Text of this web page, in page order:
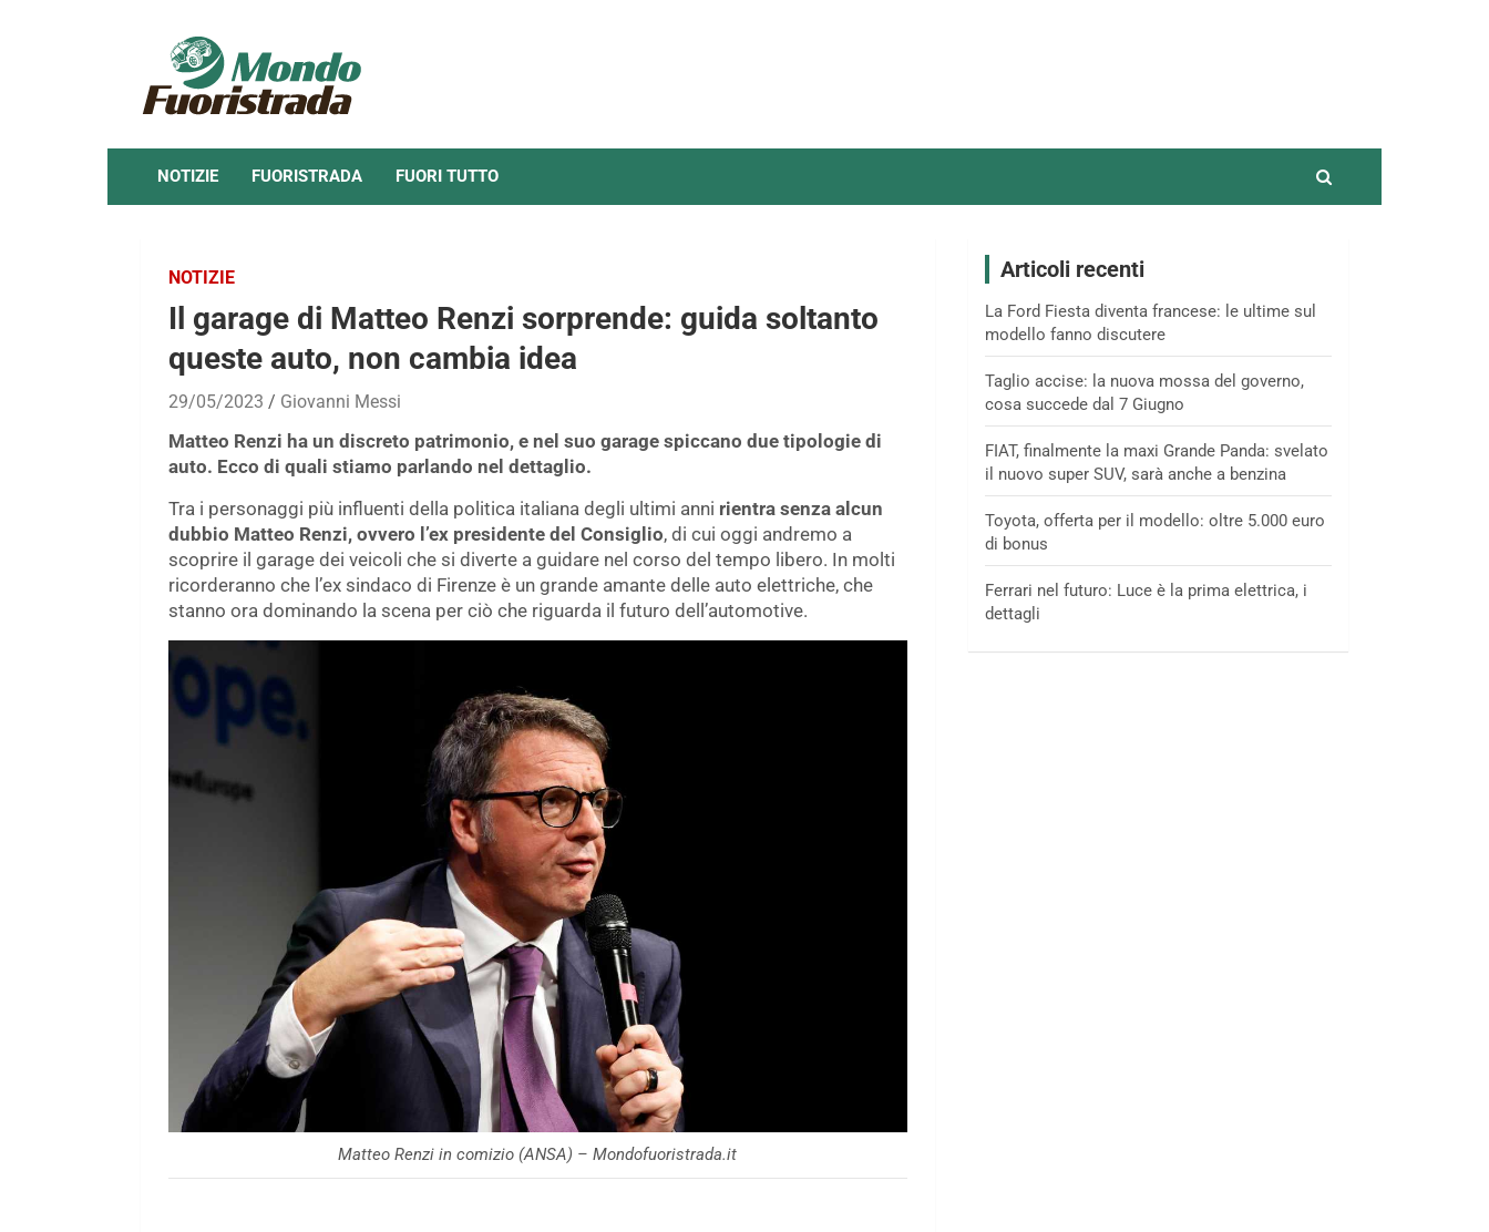
NOTIZIE FUORISTRADA FUORI TUTTO
NOTIZIE
Il garage di Matteo Renzi sorprende: guida soltanto
queste auto, non cambia idea
29/05/2023 Giovanni Messi
Matteo Renzi ha un discreto patrimonio, e nel suo garage spiccano due tipologie di
auto. Ecco di quali stiamo parlando nel dettaglio.
Tra i personaggi più influenti della politica italiana degli ultimi anni rientra senza alcun
dubbio Matteo Renzi, ovvero l’ex presidente del Consiglio, di cui oggi andremo a
scoprire il garage dei veicoli che si diverte a guidare nel corso del tempo libero. In molti
ricorderanno che l’ex sindaco di Firenze è un grande amante delle auto elettriche, che
stanno ora dominando la scena per ciò che riguarda il futuro dell’automotive.
Matteo Renzi in comizio (ANSA) – Mondofuoristrada.it
Articoli recenti
La Ford Fiesta diventa francese: le ultime sul
modello fanno discutere
Taglio accise: la nuova mossa del governo,
cosa succede dal 7 Giugno
FIAT, finalmente la maxi Grande Panda: svelato
il nuovo super SUV, sarà anche a benzina
Toyota, offerta per il modello: oltre 5.000 euro
di bonus
Ferrari nel futuro: Luce è la prima elettrica, i
dettagli